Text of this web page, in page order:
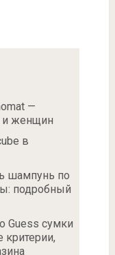
—
и женщин
в
шампунь по
подробный
Guess сумки
критерии,